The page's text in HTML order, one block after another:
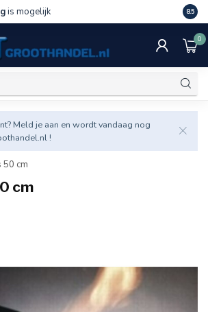
is mogelijk Veel
8.5
0
Meld je aan en wordt vandaag nog
!
50 cm
cm